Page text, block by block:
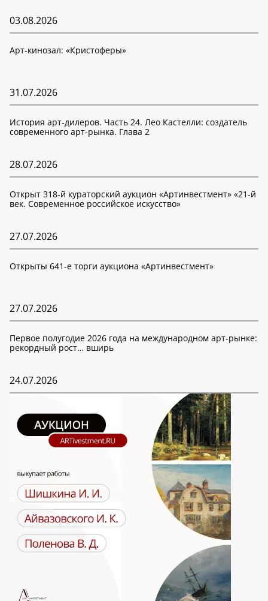
03.08.2026
Арт-кинозал: «Кристоферы»
31.07.2026
История арт-дилеров. Часть 24. Лео Кастелли: создатель
современного арт-рынка. Глава 2
28.07.2026
Открыт 318-й кураторский аукцион «Артинвестмент» «21-й
век. Современное российское искусство»
27.07.2026
Открыты 641-е торги аукциона «Артинвестмент»
27.07.2026
Первое полугодие 2026 года на международном арт-рынке:
рекордный рост… вширь
24.07.2026